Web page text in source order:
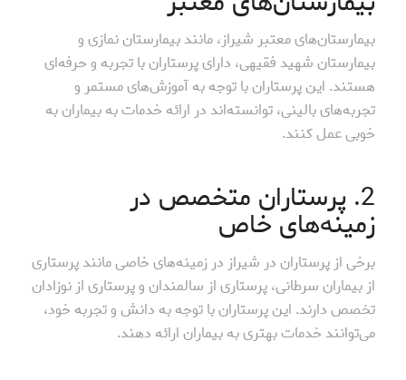
بیمارستان‌های معتبر شیراز، مانند بیمارستان نمازی و
بیمارستان شهید فقیهی، دارای پرستاران با تجربه و حرفه‌ای
هستند. این پرستاران با توجه به آموزش‌های مستمر و
تجربه‌های بالینی، توانسته‌اند در ارائه خدمات به بیماران به
خوبی عمل کنند.
2. پرستاران متخصص در
زمینه‌های خاص
برخی از پرستاران در شیراز در زمینه‌های خاصی مانند پرستاری
از بیماران سرطانی، پرستاری از سالمندان و پرستاری از نوزادان
تخصص دارند. این پرستاران با توجه به دانش و تجربه خود،
می‌توانند خدمات بهتری به بیماران ارائه دهند.